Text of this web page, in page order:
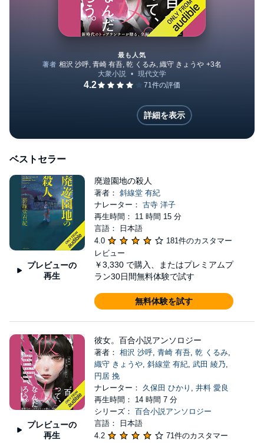
彼女。百合小説アンソロジー
最も人気
詳細を表示
ベストセラー
プレビューの
再生
廃遊園地の殺人
著者： 斜線堂 有紀
ナレーター： 古寺 洋子
再生時間： 11 時間 15 分
言語： 日本語
4.0
181件のカスタマー
レビュー
￥3,330 で購入、またはプレミアムプ
ラン30日間無料体験で試す
無料体験を試す
プレビューの
再生
彼女。百合小説アンソロジー
著者： 相沢 沙呼, 青崎 有吾, 乾 くるみ,
織守 きょうや, 斜線堂 有紀, 武田 綾乃,
円居 挽
ナレーター： 久保田 ひかり , 井料 愛良
再生時間： 14 時間 7 分
シリーズ： 百合小説アンソロジー
言語： 日本語
4.2
71件のカスタマー